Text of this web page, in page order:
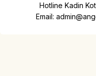
Hotline Kadin
Email: